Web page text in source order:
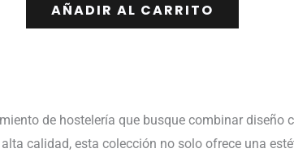
AÑADIR AL CARRITO
de hostelería que busque combinar diseño
calidad, esta colección no solo ofrece una